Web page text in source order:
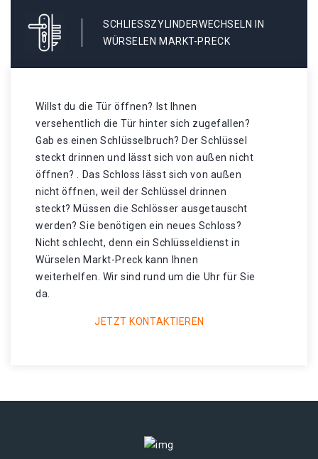
SCHLIESSZYLINDERWECHSELN IN W
ÜRSELEN MARKT-PRECK
Willst du die Tür öffnen? Ist Ihnen
versehentlich die Tür hinter sich zugefallen?
Gab es einen Schlüsselbruch? Der Schlüssel
steckt drinnen und lässt sich von außen nicht
öffnen? . Das Schloss lässt sich von außen
nicht öffnen, weil der Schlüssel drinnen
steckt? Müssen die Schlösser ausgetauscht
werden? Sie benötigen ein neues Schloss?
Nicht schlecht, denn ein Schlüsseldienst in
Würselen Markt-Preck kann Ihnen
weiterhelfen. Wir sind rund um die Uhr für Sie
da.
JETZT KONTAKTIEREN